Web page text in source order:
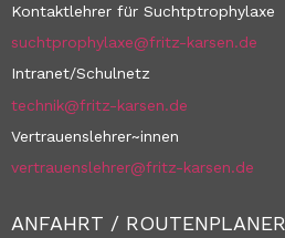
Kontaktlehrer für Suchtptrophylaxe
suchtprophylaxe@fritz-karsen.de
Intranet/Schulnetz
technik@fritz-karsen.de
Vertrauenslehrer~innen
vertrauenslehrer@fritz-karsen.de
ANFAHRT / ROUTENPLANER